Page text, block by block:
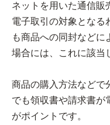
ネットを用いた通信販
電子取引の対象となる
も商品への同封などに
場合には、これに該当
商品の購入方法などで
でも領収書や請求書が
がポイントです。